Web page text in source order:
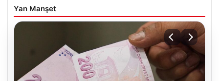
Yan Manşet